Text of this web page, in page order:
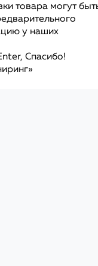
товара могут
у наших
Спасибо!